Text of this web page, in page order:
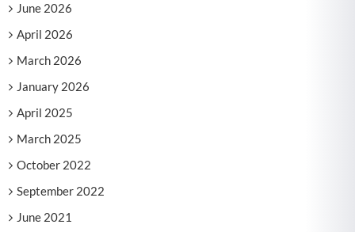
June 2026
April 2026
March 2026
January 2026
April 2025
March 2025
October 2022
September 2022
June 2021